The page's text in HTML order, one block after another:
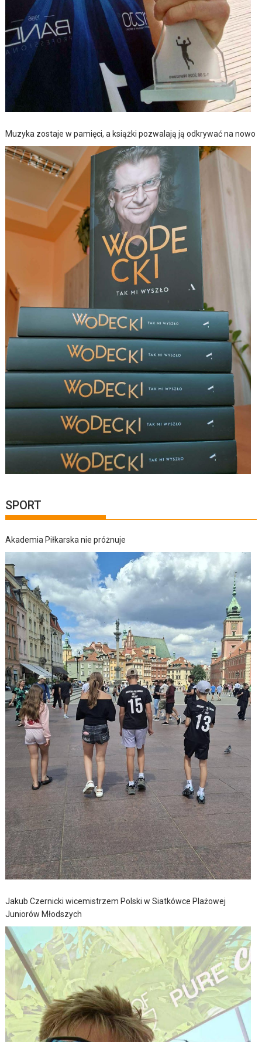
Muzyka zostaje w pamięci, a książki pozwalają ją odkrywać na nowo
SPORT
Akademia Piłkarska nie próżnuje
Jakub Czernicki wicemistrzem Polski w Siatkówce Plażowej
Juniorów Młodszych